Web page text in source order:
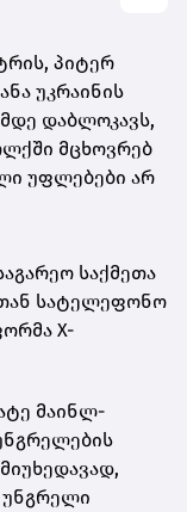
პიტერ
უკრაინის
დაბლოკავს,
მცხოვრებ
უფლებები არ
საქმეთა
სატელეფონო
X-
მაინლ-
უნგრელი